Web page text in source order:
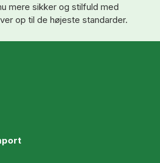
mere sikker og stilfuld med
op til de højeste standarder.